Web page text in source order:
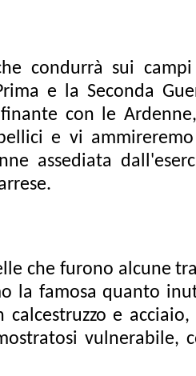
condurrà sui
e la Seconda
con le
e vi
assediata
che furono alcune
la famosa quanto
e acciaio,
vulnerabile,